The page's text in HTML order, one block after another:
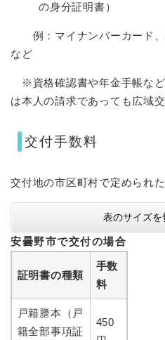
の身分証明書）
例：マイナンバーカード
など
※資格確認書や年金手帳な
は本人の請求であっても広域
交付手数料
交付地の市区町村で定められ
表のサイズを
安曇野市で交付の場合
証明書の種類
手数
料
戸籍謄本（戸
籍全部事項証
450